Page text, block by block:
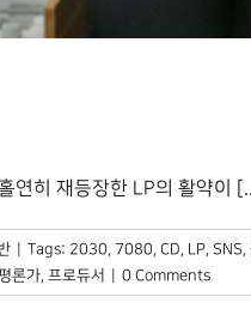
연히 재등장한 LP의 활약이
Tags: 2030, 7080, CD, LP, SNS,
론가, 프로듀서 0 Comments